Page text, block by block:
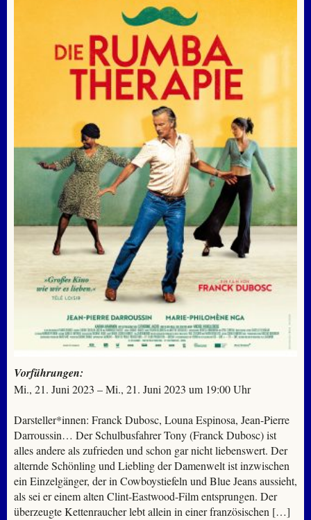
Vorführungen:
Mi., 21. Juni 2023 – Mi., 21. Juni 2023 um 19:00 Uhr
Darsteller*innen: Franck Dubosc, Louna Espinosa, Jean-Pierre
Darroussin… Der Schulbusfahrer Tony (Franck Dubosc) ist
alles andere als zufrieden und schon gar nicht liebenswert. Der
alternde Schönling und Liebling der Damenwelt ist inzwischen
ein Einzelgänger, der in Cowboystiefeln und Blue Jeans aussieht,
als sei er einem alten Clint-Eastwood-Film entsprungen. Der
überzeugte Kettenraucher lebt allein in einer französischen […]